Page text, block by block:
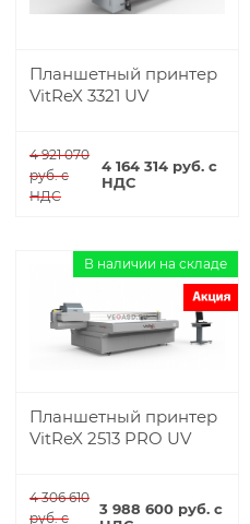
Планшетный принтер
VitReX 3321 UV
4 921 070
руб. с
НДС
4 164 314 руб. с
НДС
В наличии на складе
Планшетный принтер
VitReX 2513 PRO UV
4 306 610
руб. с
3 988 600 руб. с